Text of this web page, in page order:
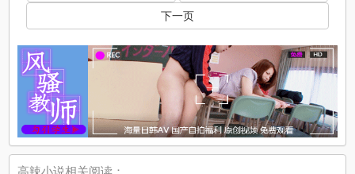
下一页
高辣小说相关阅读：